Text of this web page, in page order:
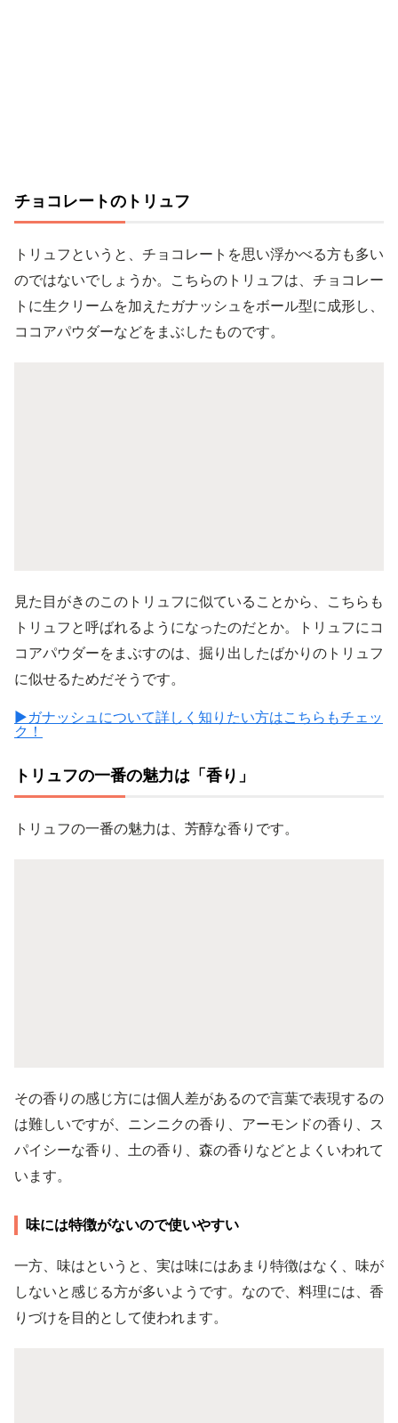
チョコレートのトリュフ
トリュフというと、チョコレートを思い浮かべる方も多い
のではないでしょうか。こちらのトリュフは、チョコレー
トに生クリームを加えたガナッシュをボール型に成形し、
ココアパウダーなどをまぶしたものです。
見た目がきのこのトリュフに似ていることから、こちらも
トリュフと呼ばれるようになったのだとか。トリュフにコ
コアパウダーをまぶすのは、掘り出したばかりのトリュフ
に似せるためだそうです。
▶ガナッシュについて詳しく知りたい方はこちらもチェッ
ク！
トリュフの一番の魅力は「香り」
トリュフの一番の魅力は、芳醇な香りです。
その香りの感じ方には個人差があるので言葉で表現するの
は難しいですが、ニンニクの香り、アーモンドの香り、ス
パイシーな香り、土の香り、森の香りなどとよくいわれて
います。
味には特徴がないので使いやすい
一方、味はというと、実は味にはあまり特徴はなく、味が
しないと感じる方が多いようです。なので、料理には、香
りづけを目的として使われます。